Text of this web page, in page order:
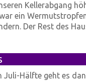
Keller­abgang
ein
Der Rest des
Juli-Hälfte geht es